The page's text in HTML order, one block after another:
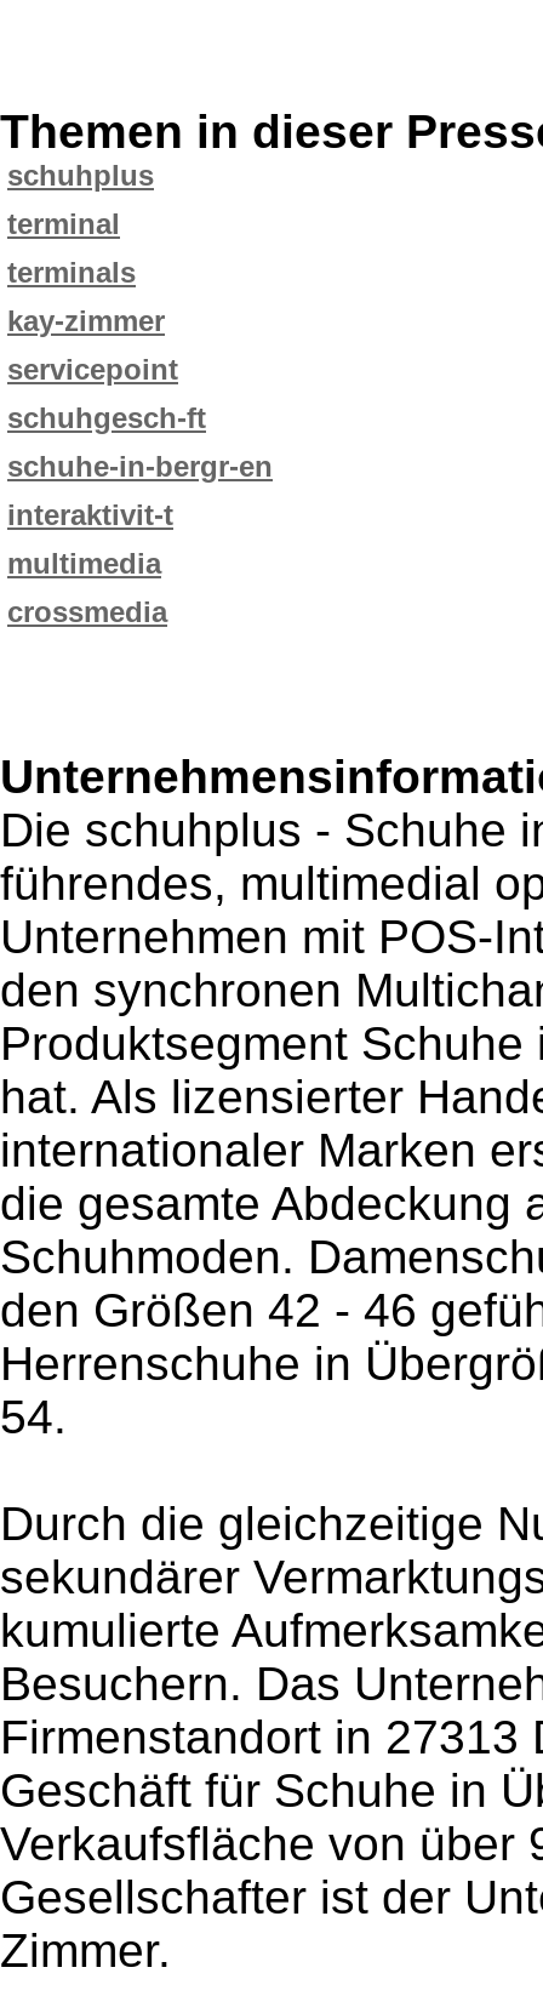
Themen in dieser
schuhplus
terminal
terminals
kay-zimmer
servicepoint
schuhgesch-ft
schuhe-in-bergr-en
interaktivit-t
multimedia
crossmedia
Die schuhplus - Schuhe
führendes, multimedial
Unternehmen mit POS-
den synchronen
Produktsegment
hat. Als lizensierter
internationaler Marken
die gesamte Abdeckung
Schuhmoden.
den Größen 42 - 46
Herrenschuhe in
54.
Durch die gleichzeitige
sekundärer
kumulierte
Besuchern. Das
Firmenstandort in
Geschäft für Schuhe in
Verkaufsfläche von über
Gesellschafter ist der
Zimmer.